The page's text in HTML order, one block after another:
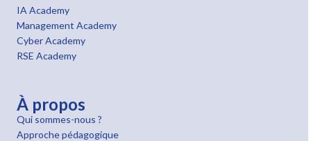
IA Academy
Management Academy
Cyber Academy
RSE Academy
À propos
Qui sommes-nous ?
Approche pédagogique